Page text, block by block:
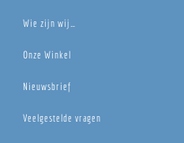
Wie zijn wij…
Onze Winkel
Nieuwsbrief
Veelgestelde vragen